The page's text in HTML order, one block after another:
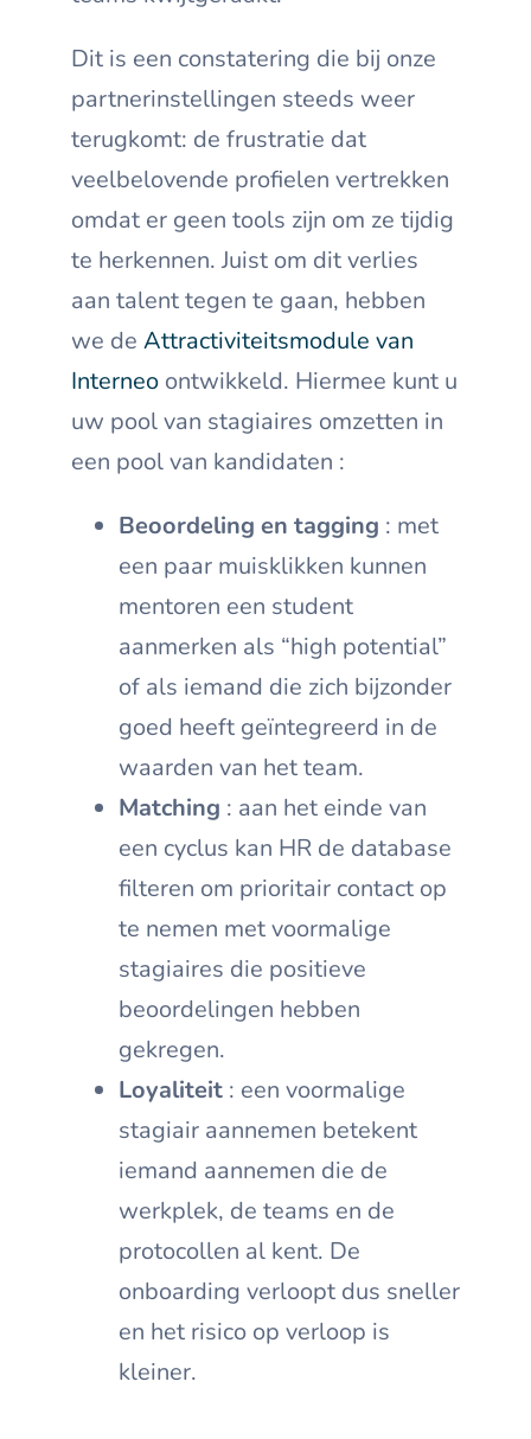
Dit is een constatering die bij onze
partnerinstellingen steeds weer
terugkomt: de frustratie dat
veelbelovende profielen vertrekken
omdat er geen tools zijn om ze tijdig
te herkennen. Juist om dit verlies
aan talent tegen te gaan, hebben
we de Attractiviteitsmodule van
Interneoontwikkeld. Hiermee kunt u
uw pool van stagiaires omzetten in
een pool van kandidaten :
Beoordeling en tagging : met
een paar muisklikken kunnen
mentoren een student
aanmerken als “high potential”
of als iemand die zich bijzonder
goed heeft geïntegreerd in de
waarden van het team.
Matching : aan het einde van
een cyclus kan HR de database
filteren om prioritair contact op
te nemen met voormalige
stagiaires die positieve
beoordelingen hebben
gekregen.
Loyaliteit : een voormalige
stagiair aannemen betekent
iemand aannemen die de
werkplek, de teams en de
protocollen al kent. De
onboarding verloopt dus sneller
en het risico op verloop is
kleiner.